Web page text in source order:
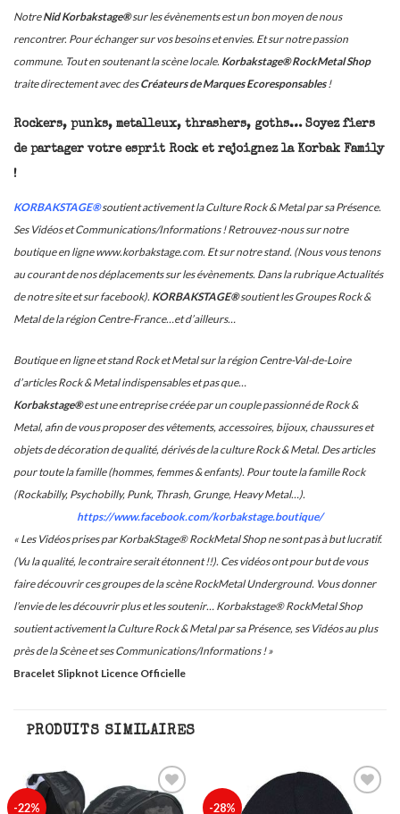
NotreNid Korbakstage®sur les évènements est un bon moyen de nous
rencontrer. Pour échanger sur vos besoins et envies. Et sur notre passion
commune. Tout en soutenant la scène locale. Korbakstage® RockMetal Shop
traite directement avec desCréateurs de Marques Ecoresponsables!
Rockers, punks, metalleux, thrashers, goths… Soyez fiers
de partager votre esprit Rock et rejoignez la Korbak Family
!
KORBAKSTAGE®soutient activement la Culture Rock & Metal par sa Présence.
Ses Vidéos et Communications/Informations ! Retrouvez-nous sur notre
boutique en ligne www.korbakstage.com. Et sur notre stand. (Nous vous tenons
au courant de nos déplacements sur les évènements. Dans la rubrique Actualités
de notre site et sur facebook). KORBAKSTAGE®soutient les Groupes Rock &
Metal de la région Centre-France…et d’ailleurs…
Boutique en ligne et stand Rock et Metal sur la région Centre-Val-de-Loire
d’articles Rock & Metal indispensables et pas que…
Korbakstage®est une entreprise créée par un couple passionné de Rock &
Metal, afin de vous proposer des vêtements, accessoires, bijoux, chaussures et
objets de décoration de qualité, dérivés de la culture Rock & Metal. Des articles
pour toute la famille (hommes, femmes & enfants). Pour toute la famille Rock
(Rockabilly, Psychobilly, Punk, Thrash, Grunge, Heavy Metal…).
https://www.facebook.com/korbakstage.boutique/
« Les Vidéos prises par KorbakStage® RockMetal Shop ne sont pas à but lucratif.
(Vu la qualité, le contraire serait étonnent !!). Ces vidéos ont pour but de vous
faire découvrir ces groupes de la scène RockMetal Underground. Vous donner
l’envie de les découvrir plus et les soutenir… Korbakstage® RockMetal Shop
soutient activement la Culture Rock & Metal par sa Présence, ses Vidéos au plus
près de la Scène et ses Communications/Informations ! »
Bracelet Slipknot Licence Officielle
PRODUITS SIMILAIRES
-22%
Ajouter
-28%
Ajouter